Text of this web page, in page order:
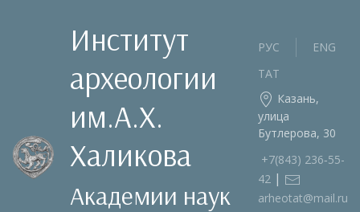
Институт
археологии
им.А.Х.
Халикова
Академии наук
РУС
ENG
ТАТ
Казань,
улица
Бутлерова, 30
+7(843) 236‑55-
42 |
arheotat@mail.ru